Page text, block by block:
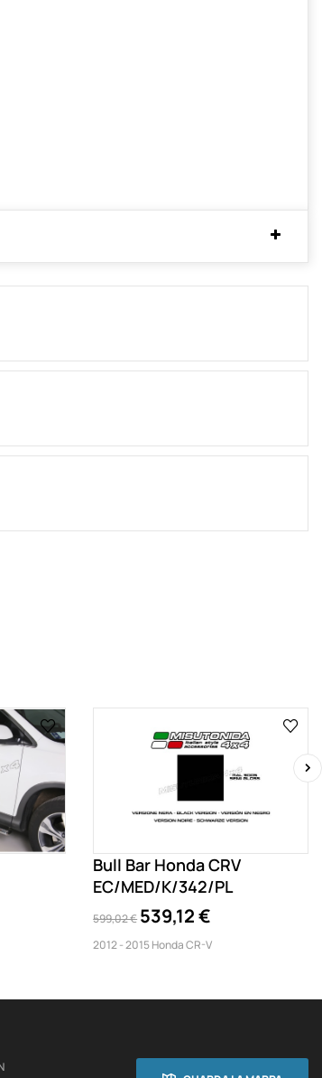
Bull Bar Honda CRV
EC/MED/K/342/PL
599,02 € 539,12 €
2012 - 2015 Honda CR-V